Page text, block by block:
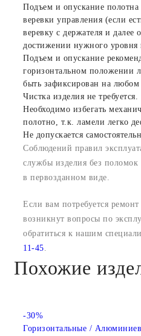
Подъем и опускание
веревки управления (если
веревку с держателя и далее
достижении нужного уровня
Подъем и опускание
горизонтальном положении
быть зафиксирован на любом
Чистка изделия не требуется.
Необходимо избегать
полотно, т.к. ламели легко
Не допускается
Соблюдений правил
службы изделия без поломок
в первозданном виде.
Если вам потребуется
возникнут вопросы по
обратиться к нашим
11-45
Похожие
-30%
Горизонтальные /